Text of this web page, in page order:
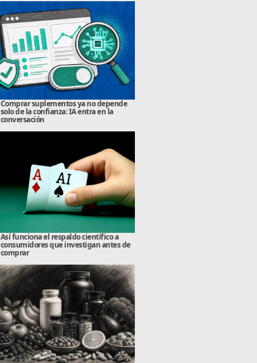
Comprar suplementos ya no depende
solo de la confianza: IA entra en la
conversación
Así funciona el respaldo científico a
consumidores que investigan antes de
comprar